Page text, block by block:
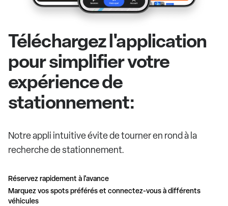
Téléchargez l'application
pour simplifier votre
expérience de
stationnement:
Notre appli intuitive évite de tourner en rond à la
recherche de stationnement.
Réservez rapidement à l'avance
Marquez vos spots préférés et connectez-vous à différents
véhicules